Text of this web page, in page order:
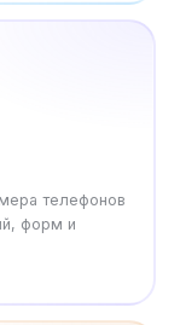
телефонов
форм и